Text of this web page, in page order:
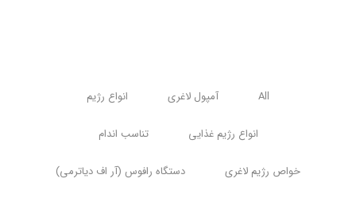
All آمپول لاغری انواع رژیم
انواع رژیم غذایی تناسب اندام
خواص رژیم لاغری دستگاه رافوس (آر اف دیاترمی)